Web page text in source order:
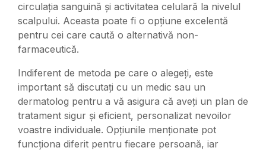
circulația sanguină și activitatea celulară la nivelul
scalpului. Aceasta poate fi o opțiune excelentă
pentru cei care caută o alternativă non-
farmaceutică.
Indiferent de metoda pe care o alegeți, este
important să discutați cu un medic sau un
dermatolog pentru a vă asigura că aveți un plan de
tratament sigur și eficient, personalizat nevoilor
voastre individuale. Opțiunile menționate pot
funcționa diferit pentru fiecare persoană, iar